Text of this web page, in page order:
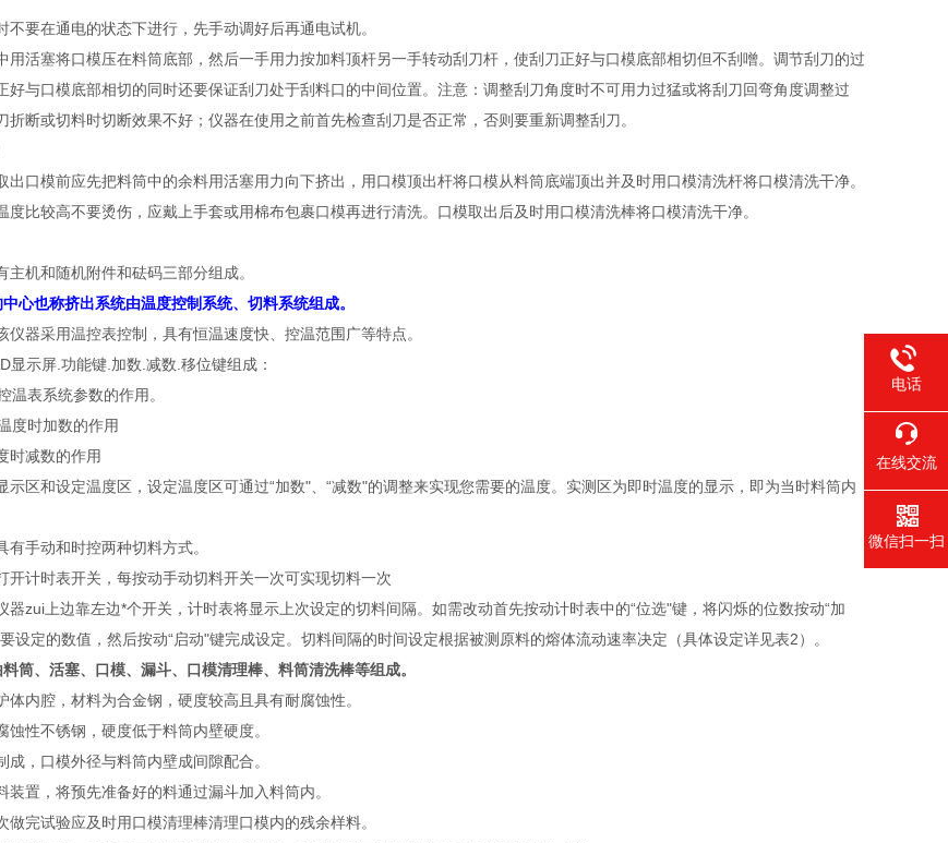
不要在通电的状态下进行，先手动调好后再通电试机。
用活塞将口模压在料筒底部，然后一手用力按加料顶杆另一手转动刮刀杆，使刮刀正好与口模底部相切但不刮噌。调节刮刀的过
好与口模底部相切的同时还要保证刮刀处于刮料口的中间位置。注意：调整刮刀角度时不可用力过猛或将刮刀回弯角度调整过
折断或切料时切断效果不好；仪器在使用之前首先检查刮刀是否正常，否则要重新调整刮刀。
出口模前应先把料筒中的余料用活塞用力向下挤出，用口模顶出杆将口模从料筒底端顶出并及时用口模清洗杆将口模清洗干净。
度比较高不要烫伤，应戴上手套或用棉布包裹口模再进行清洗。口模取出后及时用口模清洗棒将口模清洗干净。
主机和随机附件和砝码三部分组成。
心也称挤出系统由温度控制系统、切料系统组成。
仪器采用温控表控制，具有恒温速度快、控温范围广等特点。
示屏.功能键.加数.减数.移位键组成：
表系统参数的作用。
度时加数的作用
时减数的作用
示区和设定温度区，设定温度区可通过“加数"、“减数"的调整来实现您需要的温度。实测区为即时温度的显示，即为当时料筒内
有手动和时控两种切料方式。
开计时表开关，每按动手动切料开关一次可实现切料一次
器zui上边靠左边*个开关，计时表将显示上次设定的切料间隔。如需改动首先按动计时表中的“位选"键，将闪烁的位数按动“加
设定的数值，然后按动“启动"键完成设定。切料间隔的时间设定根据被测原料的熔体流动速率决定（具体设定详见表2）。
筒、活塞、口模、漏斗、口模清理棒、料筒清洗棒等组成。
体内腔，材料为合金钢，硬度较高且具有耐腐蚀性。
蚀性不锈钢，硬度低于料筒内壁硬度。
成，口模外径与料筒内壁成间隙配合。
装置，将预先准备好的料通过漏斗加入料筒内。
做完试验应及时用口模清理棒清理口模内的残余样料。
电话
在线交流
微信扫一扫